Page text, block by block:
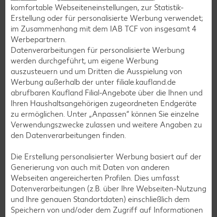
Frühstücksrezepte
Salat-Rezepte
Spargel-Rezepte
Fleisch-Rezepte
Fisch-Rezepte
Geflügel-Rezepte
Lamm-Rezepte
Muffin-Rezepte
Apfelkuchen-Rezepte
Schokokuchen-Rezepte
komfortable Webseiteneinstellungen, zur Statistik-
Erstellung oder für personalisierte Werbung verwendet;
im Zusammenhang mit dem IAB TCF von insgesamt 4
Werbepartnern.
Datenverarbeitungen für personalisierte Werbung
werden durchgeführt, um eigene Werbung
auszusteuern und um Dritten die Ausspielung von
Werbung außerhalb der unter filiale.kaufland.de
abrufbaren Kaufland Filial-Angebote über die Ihnen und
Ihren Haushaltsangehörigen zugeordneten Endgeräte
zu ermöglichen. Unter „Anpassen“ können Sie einzelne
Verwendungszwecke zulassen und weitere Angaben zu
den Datenverarbeitungen finden.
Die Erstellung personalisierter Werbung basiert auf der
Generierung von auch mit Daten von anderen
Webseiten angereicherten Profilen. Dies umfasst
Datenverarbeitungen (z.B. über Ihre Webseiten-Nutzung
und Ihre genauen Standortdaten) einschließlich dem
Speichern von und/oder dem Zugriff auf Informationen